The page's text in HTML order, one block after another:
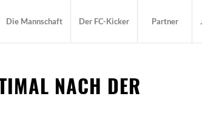
Die Mannschaft Der FC-Kicker Partner
NACH DER